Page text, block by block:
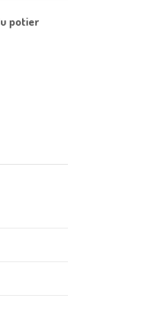
potier